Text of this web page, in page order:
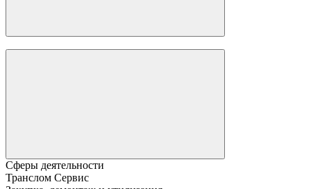
Сферы деятельности
Транслом Сервис